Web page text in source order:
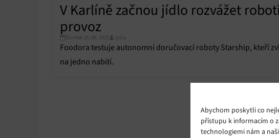
Abychom poskytli co
přístupu k informacím o
technologiemi nám a
V Karlíně začnou jídlo rozvážet
provoz
Čtvrtek 25. 09. 2025 Julia
Foodora testuje autonomní doručovací roboty Starship, kteří
na jedno nabití.